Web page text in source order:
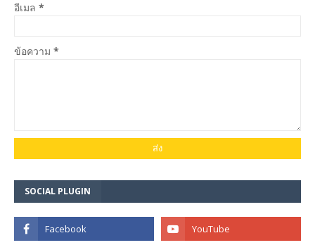
อีเมล *
ข้อความ *
SOCIAL PLUGIN